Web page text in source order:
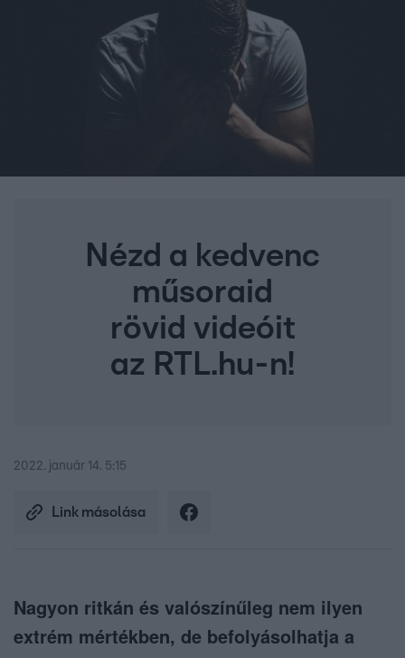
Nézd a kedvenc
műsoraid
rövid videóit
az RTL.hu-n!
2022. január 14. 5:15
Link másolása
Nagyon ritkán és valószínűleg nem ilyen
extrém mértékben, de befolyásolhatja a